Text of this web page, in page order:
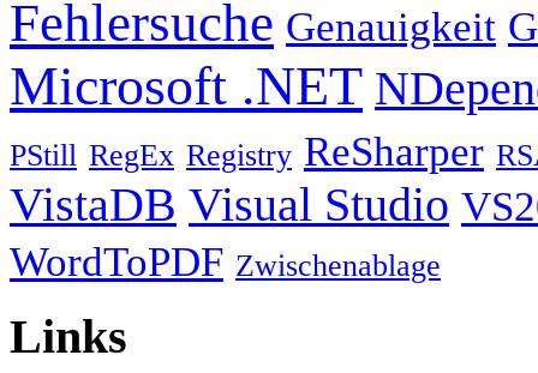
Fehlersuche Genauigkeit
Microsoft .NET
PStill RegEx Registry ReSharper
VistaDB Visual Studio
WordToPDF Zwischenablage
Links